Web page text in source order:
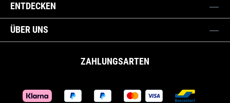
ENTDECKEN
ÜBER UNS
ZAHLUNGSARTEN